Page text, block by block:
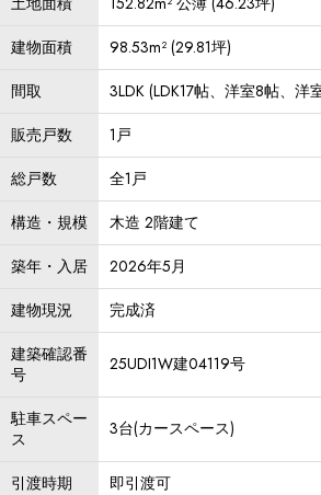
建物面積
98.53m² (29.81坪)
間取
3LDK (LDK17帖、洋室8帖、洋
販売戸数
1戸
総戸数
全1戸
構造・規模
木造 2階建て
築年・入居
2026年5月
建物現況
完成済
建築確認番
号
25UDI1W建04119号
駐車スペー
ス
3台(カースペース)
引渡時期
即引渡可